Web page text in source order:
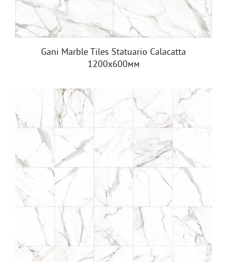
Gani Marble Tiles Statuario Calacatta
1200х600мм